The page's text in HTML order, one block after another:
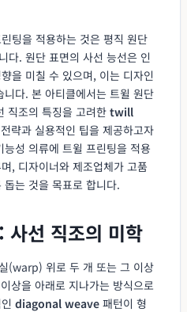
팅을 적용하는 것은 평직 원단
다. 원단 표면의 사선 능선은 인
을 미칠 수 있으며, 이는 디자인
다. 본 아티클에서는 트윌 원단
직조의 특징을 고려한 twill
략과 실용적인 팁을 제공하고자
성 의류에 트윌 프린팅을 적용
, 디자이너와 제조업체가 고품
는 것을 목표로 합니다.
사선 직조의 미학
(warp) 위로 두 개 또는 그 이상
상을 아래로 지나가는 방식으로
diagonal weave 패턴이 형